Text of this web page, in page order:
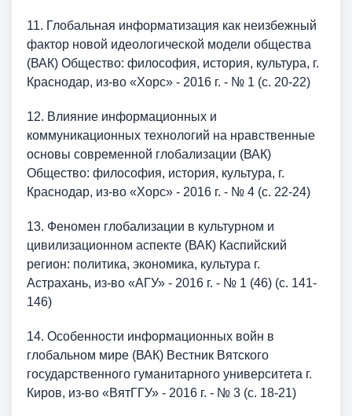
11. Глобальная информатизация как неизбежный
фактор новой идеологической модели общества
(ВАК) Общество: философия, история, культура, г.
Краснодар, из-во «Хорс» - 2016 г. - № 1 (с. 20-22)
12. Влияние информационных и
коммуникационных технологий на нравственные
основы современной глобализации (ВАК)
Общество: философия, история, культура, г.
Краснодар, из-во «Хорс» - 2016 г. - № 4 (с. 22-24)
13. Феномен глобализации в культурном и
цивилизационном аспекте (ВАК) Каспийский
регион: политика, экономика, культура г.
Астрахань, из-во «АГУ» - 2016 г. - № 1 (46) (с. 141-
146)
14. Особенности информационных войн в
глобальном мире (ВАК) Вестник Вятского
государственного гуманитарного университета г.
Киров, из-во «ВятГГУ» - 2016 г. - № 3 (с. 18-21)